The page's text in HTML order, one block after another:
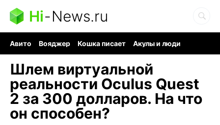
Hi-News.ru
Авито Вояджер Кошка писает
Акулы и люди
Шлем виртуальной
реальности Oculus Quest
2 за 300 долларов. На что
он способен?